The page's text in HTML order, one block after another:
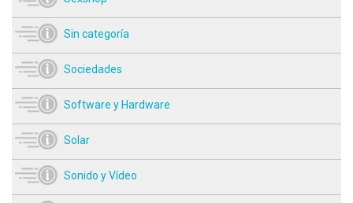
Sin categoría
Sociedades
Software y Hardware
Solar
Sonido y Vídeo